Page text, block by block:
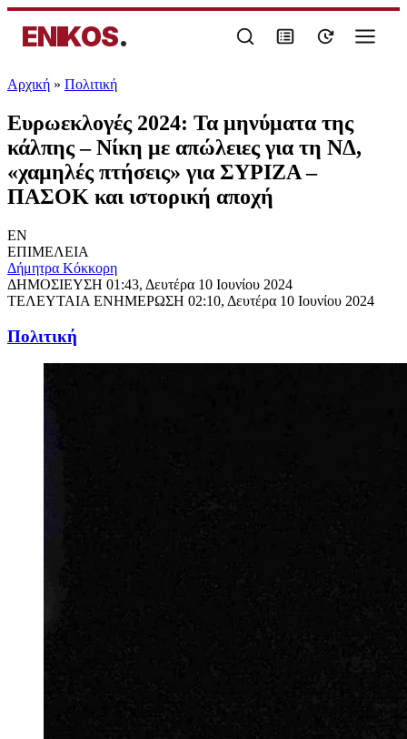
ENIKOS.
Αρχική » Πολιτική
Ευρωεκλογές 2024: Τα μηνύματα της
κάλπης – Νίκη με απώλειες για τη ΝΔ,
«χαμηλές πτήσεις» για ΣΥΡΙΖΑ –
ΠΑΣΟΚ και ιστορική αποχή
EN
ΕΠΙΜΕΛΕΙΑ
Δήμητρα Κόκκορη
ΔΗΜΟΣΙΕΥΣΗ 01:43, Δευτέρα 10 Ιουνίου 2024
ΤΕΛΕΥΤΑΙΑ ΕΝΗΜΕΡΩΣΗ 02:10, Δευτέρα 10 Ιουνίου 2024
Πολιτική